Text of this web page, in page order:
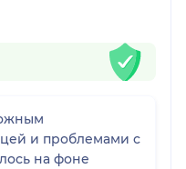
и проблемами с
на фоне